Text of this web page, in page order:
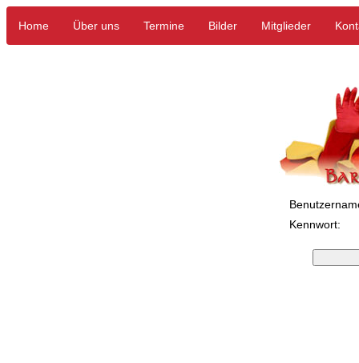
Home Über uns Termine Bilder Mitglieder
Kennwort: